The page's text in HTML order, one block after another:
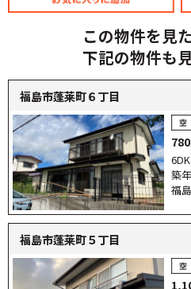
この物件を見
下記の物件も
福島市蓬莱町６丁目
築
福
福島市蓬莱町５丁目